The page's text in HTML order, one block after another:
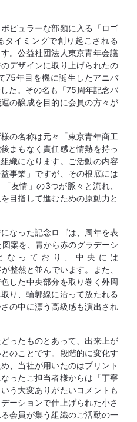
ピュラーな部類に入る「ロゴ
タイミングで創り起こされる
。公益社団法人東京青年会議
デザインに取り上げられたの
75年目を機に誕生したアニバ
た。その名も「75周年記念バ
の醸成を目的に会員の方々が
の名称は元々「東京青年商工
まもなく責任感と情熱を持っ
織になります。ご活動の内容
事業」ですが、その根底には
友情」の3つが脈々と流れ、
目指して進むための原動力と
なった記念ロゴは、周年を表
案を、青から赤のグラデーシ
なっており、中央には
整然と並んでいます。また、
した中央部分を取り巻く外周
り、輪郭線に沿って放たれる
の中に漂う高級感も演出され
ったものとあって、出来上が
のことです。段階的に変化す
、当社が用いたのはプリント
ったご担当者様からは「丁寧
う大変ありがたいコメントも
ーションで仕上げられた小さ
会員が集う組織のご活動の一